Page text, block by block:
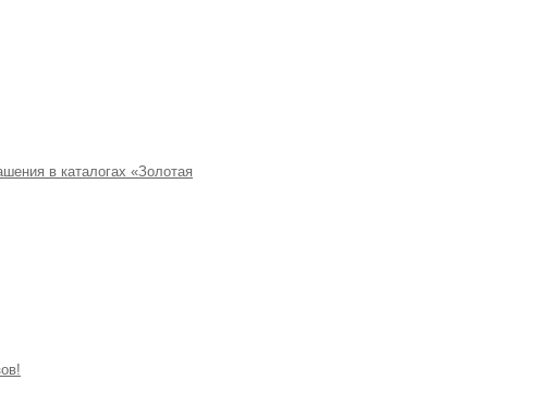
в каталогах «Золотая